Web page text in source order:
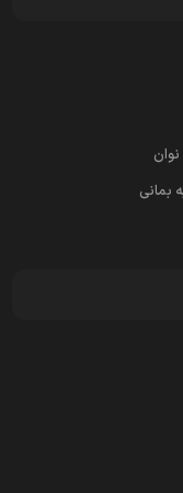
بمانی